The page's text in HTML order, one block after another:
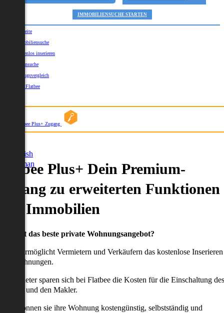
IMMOBILIENSUCHE STARTEN
Startseite
Immobiliensuche
Kostenlos inserieren
Kartensuche
Umzugsvergleich
Über Flatbee
Flatbee Plus+ Zugang
English
German
Plus+ Dein Premium-
zu erweiterten Funktionen
Immobilien
willst das beste private Wohnungsangebot?
ermöglicht Vermietern und Verkäufern das kostenlose Inserieren
Wohnungen.
Anbieter sparen sich bei Flatbee die Kosten für die Einschaltung des
und den Makler.
können sie ihre Wohnung kostengünstig, selbstständig und